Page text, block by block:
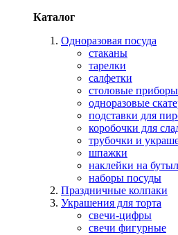
Каталог
Одноразовая посуда
стаканы
тарелки
салфетки
столовые приборы
одноразовые
подставки для
коробочки для
трубочки и
шпажки
наклейки на
наборы посуды
Праздничные колпаки
Украшения для торта
свечи-цифры
свечи фигурные